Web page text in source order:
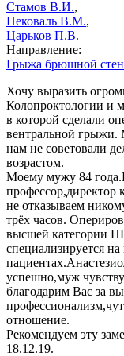
Стамов В.И.,
Нековаль В.М.,
Царьков П.В.
Направление:
Грыжа брюшной
Хочу выразить
Колопроктологии и
в которой сделали
вентральной грыжи.
нам не советовали
возрастом.
Моему мужу 84
не отказываем
трёх часов.
высшей категории
специализируется
успешно,муж
благодарим Вас за
отношение.
Рекомендуем эту
18.12.19.